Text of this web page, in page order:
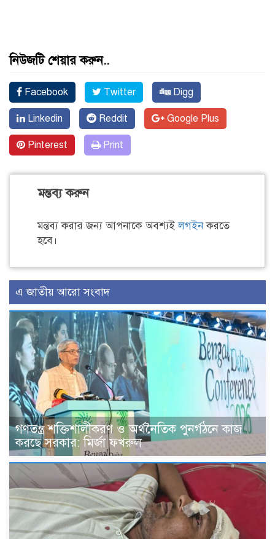
নিউজটি শেয়ার করুন..
Facebook Twitter Digg
Linkedin Reddit Google Plus
Pinterest Print
মন্তব্য করুন
মন্তব্য করার জন্য আপনাকে অবশ্যইলগইনকরতে
হবে।
এ জাতীয় আরো সংবাদ
গণতন্ত্র শক্তিশালীকরণ ও অর্থনৈতিক পুনর্গঠনে কাজ
করছে সরকার: মির্জা ফখরুল